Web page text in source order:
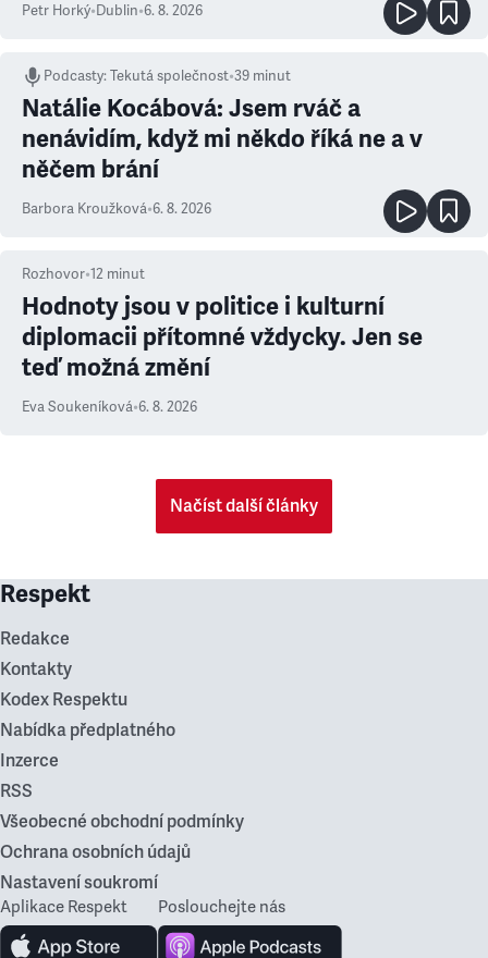
Petr Horký•Dublin•6. 8. 2026
Podcasty:Tekutá společnost•39 minut
Natálie Kocábová: Jsem rváč a
nenávidím, když mi někdo říká ne a v
něčem brání
Barbora Kroužková•6. 8. 2026
Rozhovor•12 minut
Hodnoty jsou v politice i kulturní
diplomacii přítomné vždycky. Jen se
teď možná změní
Eva Soukeníková•6. 8. 2026
Načíst další články
Respekt
Redakce
Kontakty
Kodex Respektu
Nabídka předplatného
Inzerce
RSS
Všeobecné obchodní podmínky
Ochrana osobních údajů
Nastavení soukromí
Aplikace Respekt Poslouchejte nás